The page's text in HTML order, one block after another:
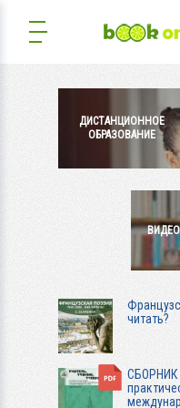
ДИСТАНЦИОННОЕ
ОБРАЗОВАНИЕ
читать?